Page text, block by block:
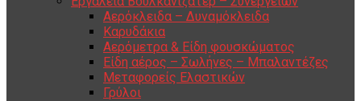
Αερόκλειδα – Δυναμόκλειδα
Καρυδάκια
Αερόμετρα & Είδη φουσκώματος
Είδη αέρος – Σωλήνες – Μπαλαντέζες
Μεταφορείς Ελαστικών
Γρύλοι